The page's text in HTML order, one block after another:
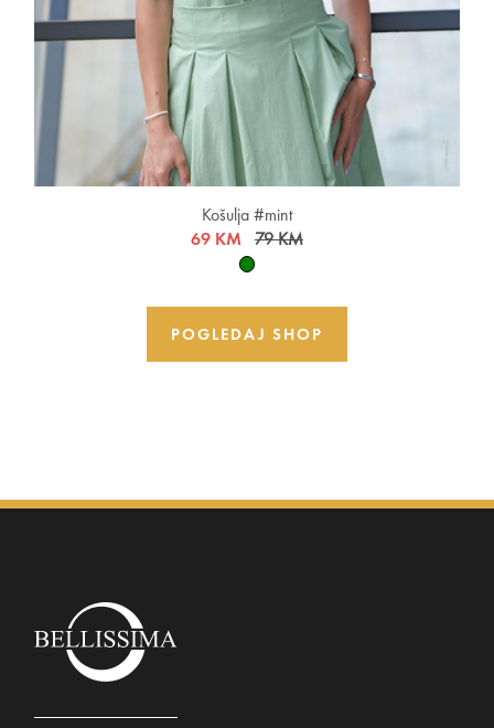
Košulja #mint
69 KM 79 KM
POGLEDAJ SHOP